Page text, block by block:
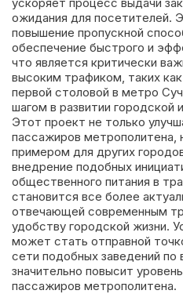
ожидания для посетителей.
повышение пропускной
обеспечение быстрого и
что является критически
высоким трафиком, таких
первой столовой в метро
шагом в развитии городской
Этот проект не только
пассажиров
примером для других
внедрение подобных
общественного питания в
становится все более
отвечающей современным
удобству городской жизни.
может стать отправной
сети подобных заведений
значительно повысит
пассажиров метрополитена.